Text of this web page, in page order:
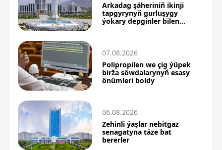
Arkadag şäheriniň ikinji
tapgyrynyň gurluşygy
ýokary depginler bilen
07.08.2026
Polipropilen we çig ýüpek
birža söwdalarynyň esasy
önümleri boldy
06.08.2026
Zehinli ýaşlar nebitgaz
senagatyna täze bat
bererler